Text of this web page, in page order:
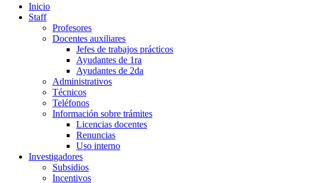
Inicio
Staff
Profesores
Docentes auxiliares
Jefes de trabajos prácticos
Ayudantes de 1ra
Ayudantes de 2da
Administrativos
Técnicos
Teléfonos
Información sobre trámites
Licencias docentes
Renuncias
Uso interno
Investigadores
Subsidios
Incentivos